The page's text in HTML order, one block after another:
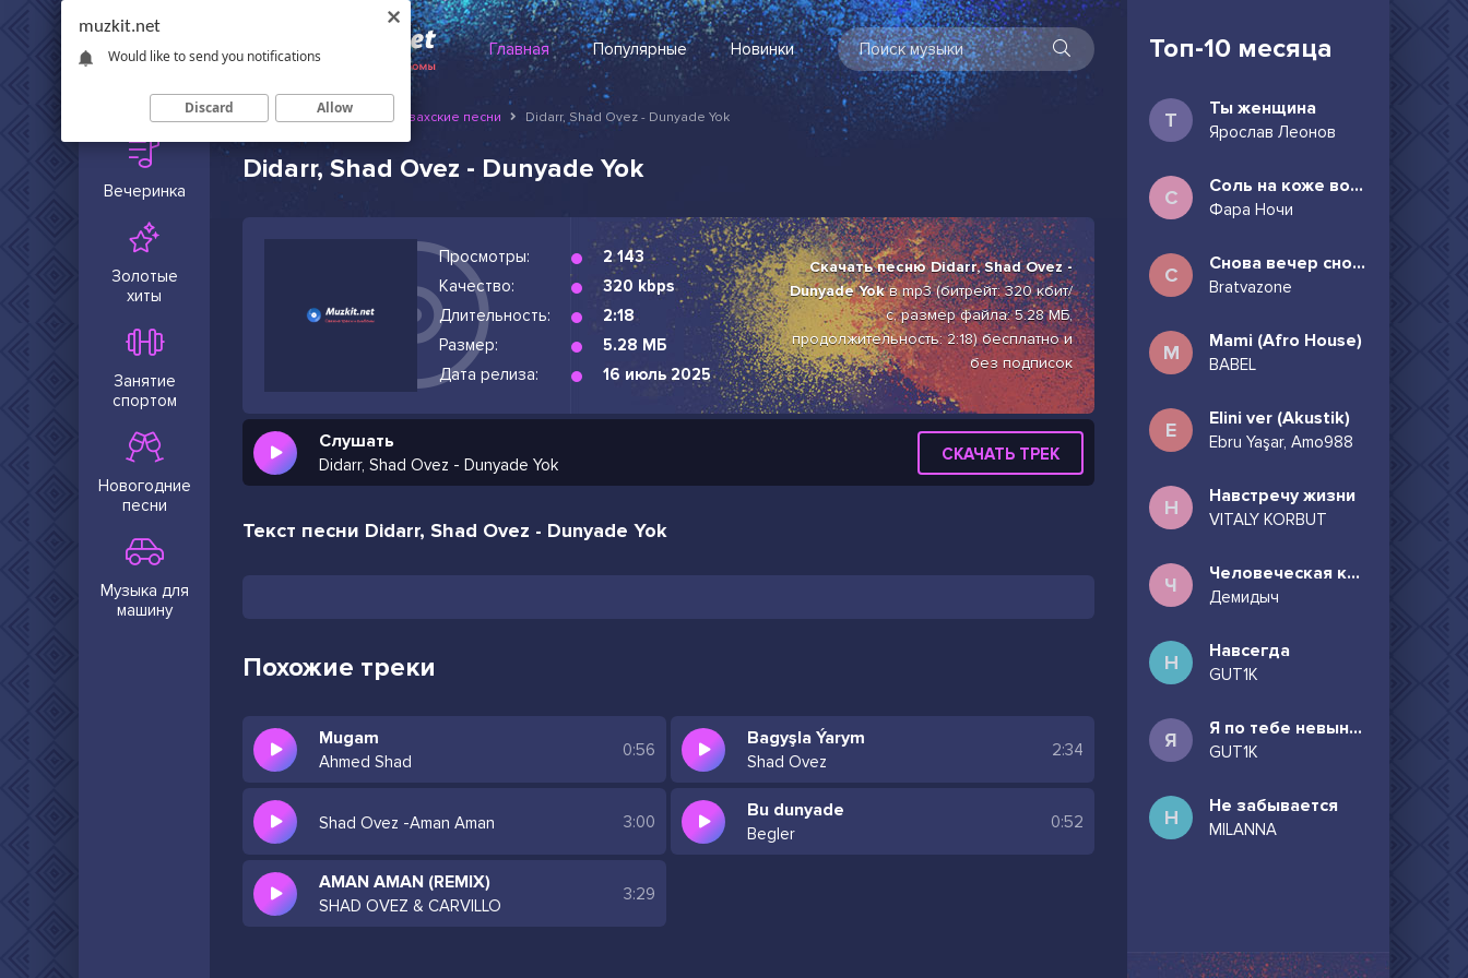
Главная Популярные
Новинки
Вечеринка
Золотые
хиты
Занятие
спортом
Новогодние
песни
Музыка для
машину
Muzkit.net Русские и казахские песни Didarr, Shad Ovez - Dunyade Yok
Didarr, Shad Ovez - Dunyade Yok
Просмотры:
2 143
Качество:
320 kbps
Длительность:
2:18
Размер:
5.28 МБ
Дата релиза:
16 июль 2025
Скачать песню Didarr, Shad Ovez -
Dunyade Yokв mp3 (битрейт: 320 кбит/
с, размер файла: 5.28 МБ,
продолжительность: 2:18) бесплатно и
без подписок
Слушать
Didarr, Shad Ovez - Dunyade Yok
СКАЧАТЬ ТРЕК
Текст песни Didarr, Shad Ovez - Dunyade Yok
Похожие треки
Mugam
Ahmed Shad
0:56
Bagyşla Ýarym
Shad Ovez
2:34
Shad Ovez -Aman Aman 3:00
Bu dunyade
Begler
0:52
AMAN AMAN (REMIX)
SHAD OVEZ & CARVILLO
3:29
Топ-10 месяца
Т Ты женщина
Ярослав Леонов
С Соль на коже волосы в пучок
Фара Ночи
С Снова вечер снова дождь может всё таки придёшь
Bratvazone
M Mami (Afro House)
BABEL
E Elini ver (Akustik)
Ebru Yaşar, Amo988
Н Навстречу жизни
VITALY KORBUT
Ч Человеческая комедия
Демидыч
Н Навсегда
GUT1K
Я Я по тебе невыносимо скучаю
GUT1K
Н Не забывается
MILANNA
muzkit.net
Would like to send you notifications
Discard Allow